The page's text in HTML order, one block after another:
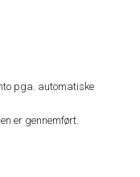
pga. automatiske
er gennemført.